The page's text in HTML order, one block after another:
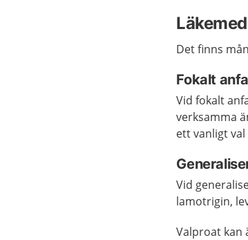
Det finns
Fokalt
Vid fokalt
verksamma
ett vanligt
Vid
lamotrigin,
Valproat kan